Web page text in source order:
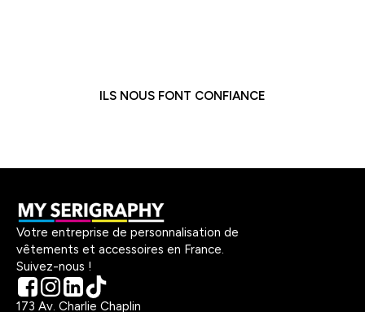
ILS NOUS FONT CONFIANCE
Votre entreprise de personnalisation de
vêtements et accessoires en France.
Suivez-nous !
173 Av. Charlie Chaplin